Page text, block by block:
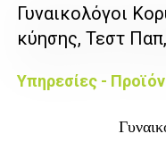
Γυναικολόγοι
κύησης, Τεστ
Υπηρεσίες -